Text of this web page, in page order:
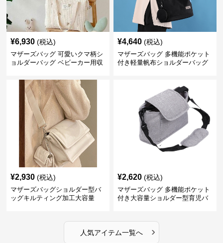
¥6,930 (税込)
マザーズバッグ 可愛いクマ柄シ
ョルダーバッグ ベビーカー用収
¥4,640 (税込)
マザーズバッグ 多機能ポケット
付き軽量帆布ショルダーバッグ
¥2,930 (税込)
マザーズバッグショルダー型バ
ッグキルティング加工大容量
¥2,620 (税込)
マザーズバッグ 多機能ポケット
付き大容量ショルダー型育児バ
人気アイテム一覧へ ›